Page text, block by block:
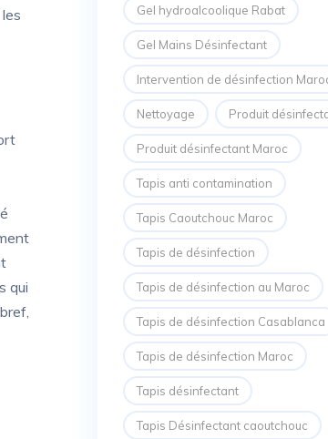
qui
Gel hydroalcoolique Rabat
Gel Mains Désinfectant
Intervention de désinfection
Nettoyage Produit
Produit désinfectant Maroc
Tapis anti contamination
Tapis Caoutchouc Maroc
Tapis de désinfection
Tapis de désinfection au Maroc
Tapis de désinfection Casablanca
Tapis de désinfection Maroc
Tapis désinfectant
Tapis Désinfectant caoutchouc